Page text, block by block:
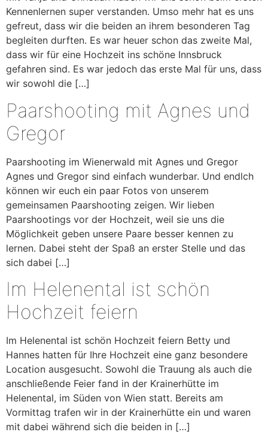
Kennenlernen super verstanden. Umso mehr hat es uns
gefreut, dass wir die beiden an ihrem besonderen Tag
begleiten durften. Es war heuer schon das zweite Mal,
dass wir für eine Hochzeit ins schöne Innsbruck
gefahren sind. Es war jedoch das erste Mal für uns, dass
wir sowohl die […]
Paarshooting mit Agnes und
Gregor
Paarshooting im Wienerwald mit Agnes und Gregor
Agnes und Gregor sind einfach wunderbar. Und endlch
können wir euch ein paar Fotos von unserem
gemeinsamen Paarshooting zeigen. Wir lieben
Paarshootings vor der Hochzeit, weil sie uns die
Möglichkeit geben unsere Paare besser kennen zu
lernen. Dabei steht der Spaß an erster Stelle und das
sich dabei […]
Im Helenental ist schön
Hochzeit feiern
Im Helenental ist schön Hochzeit feiern Betty und
Hannes hatten für Ihre Hochzeit eine ganz besondere
Location ausgesucht. Sowohl die Trauung als auch die
anschließende Feier fand in der Krainerhütte im
Helenental, im Süden von Wien statt. Bereits am
Vormittag trafen wir in der Krainerhütte ein und waren
mit dabei während sich die beiden in […]